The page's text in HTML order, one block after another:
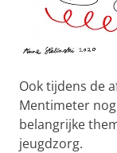
Ook tijdens de
Mentimeter
belangrijke
jeugdzorg.